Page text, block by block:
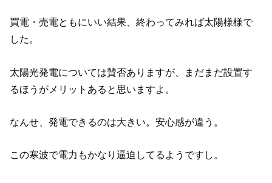
買電・売電ともにいい結果、終わってみれば太陽様様で
した。
太陽光発電については賛否ありますが、まだまだ設置す
るほうがメリットあると思いますよ。
なんせ、発電できるのは大きい。安心感が違う。
この寒波で電力もかなり逼迫してるようですし。